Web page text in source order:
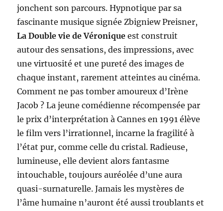
jonchent son parcours. Hypnotique par sa
fascinante musique signée Zbigniew Preisner,
La Double vie de Véronique est construit
autour des sensations, des impressions, avec
une virtuosité et une pureté des images de
chaque instant, rarement atteintes au cinéma.
Comment ne pas tomber amoureux d’Irène
Jacob ? La jeune comédienne récompensée par
le prix d’interprétation à Cannes en 1991 élève
le film vers l’irrationnel, incarne la fragilité à
l’état pur, comme celle du cristal. Radieuse,
lumineuse, elle devient alors fantasme
intouchable, toujours auréolée d’une aura
quasi-surnaturelle. Jamais les mystères de
l’âme humaine n’auront été aussi troublants et